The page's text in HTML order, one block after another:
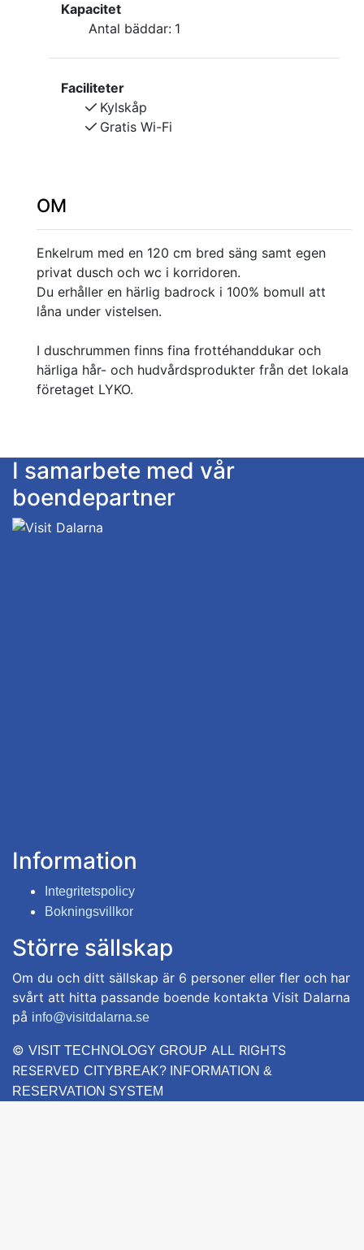
Kapacitet
Antal bäddar: 1
Faciliteter
Kylskåp
Gratis Wi-Fi
OM
Enkelrum med en 120 cm bred säng samt egen
privat dusch och wc i korridoren.
Du erhåller en härlig badrock i 100% bomull att
låna under vistelsen.
I duschrummen finns fina frottéhanddukar och
härliga hår- och hudvårdsprodukter från det lokala
företaget LYKO.
I samarbete med vår
boendepartner
Information
Integritetspolicy
Bokningsvillkor
Större sällskap
Om du och ditt sällskap är 6 personer eller fler och har
svårt att hitta passande boende kontakta Visit Dalarna
på info@visitdalarna.se
© VISIT TECHNOLOGY GROUP ALL RIGHTS
RESERVED CITYBREAK? INFORMATION &
RESERVATION SYSTEM